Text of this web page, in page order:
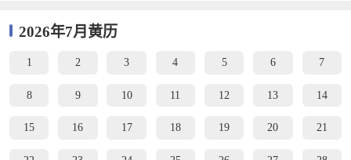
2026年7月黄历
1 2 3 4 5 6 7
8 9 10 11 12 13 14
15 16 17 18 19 20 21